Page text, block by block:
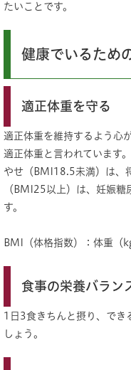
たいことです。
健康でいるため
適正体重を守る
適正体重を維持するよう心
適正体重と言われています。
やせ（BMI18.5未満）は、
（BMI25以上）は、妊娠糖
す。
BMI（体格指数）：体重
食事の栄養バラン
1日3食きちんと摂り、でき
しょう。